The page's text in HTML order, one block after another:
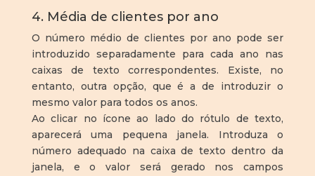
4. Média de clientes por ano
O número médio de clientes por ano pode ser
introduzido separadamente para cada ano nas
caixas de texto correspondentes. Existe, no
entanto, outra opção, que é a de introduzir o
mesmo valor para todos os anos.
Ao clicar no ícone ao lado do rótulo de texto,
aparecerá uma pequena janela. Introduza o
número adequado na caixa de texto dentro da
janela, e o valor será gerado nos campos